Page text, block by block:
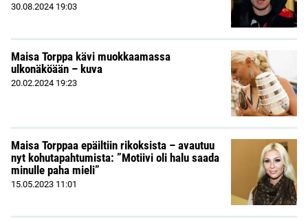
30.08.2024 19:03
Maisa Torppa kävi muokkaamassa
ulkonäköään – kuva
20.02.2024 19:23
Maisa Torppaa epäiltiin rikoksista – avautuu
nyt kohutapahtumista: ”Motiivi oli halu saada
minulle paha mieli”
15.05.2023 11:01